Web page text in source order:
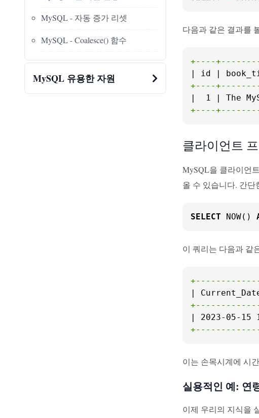
MySQL - 자동 증가 리셋
MySQL - Coalesce() 함수
MySQL 유용한 자원
다음과 같은 결과를
+----
+----
+----
클라이언트
MySQL을 클라이언
올 수 있습니다. 간
SELECT NOW()
이 쿼리는 다음과 같
이는 손목시계에 시
실용적인 예: 연
이제 우리의 지식을